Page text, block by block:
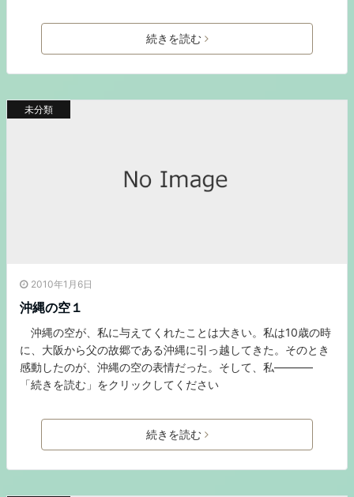
続きを読む
未分類
2010年1月6日
沖縄の空１
沖縄の空が、私に与えてくれたことは大きい。私は10歳の時
に、大阪から父の故郷である沖縄に引っ越してきた。そのとき
感動したのが、沖縄の空の表情だった。そして、私———–
「続きを読む」をクリックしてください
続きを読む